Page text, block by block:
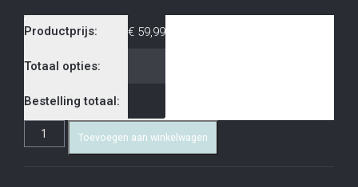
Productprijs: € 59,99
Totaal opties:
Bestelling totaal:
Toevoegen aan winkelwagen